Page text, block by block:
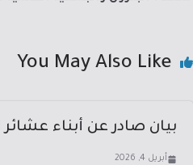
You May Also Like
بيان صادر عن أبناء
أبريل 4, 2026